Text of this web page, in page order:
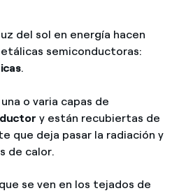
del sol en energía hacen
semiconductoras:
.
o varia capas de
y están recubiertas de
que deja pasar la radiación y
de calor.
se ven en los tejados de